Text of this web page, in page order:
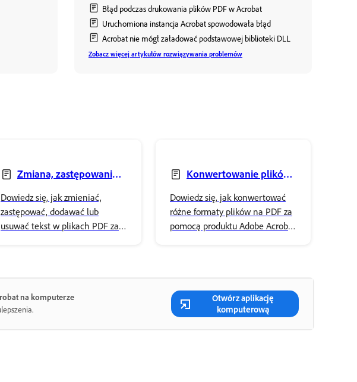
Błąd podczas drukowania plików PDF w Acrobat
Uruchomiona instancja Acrobat spowodowała błąd
Acrobat nie mógł załadować podstawowej biblioteki DLL
Zobacz więcej artykułów rozwiązywania problemów
Zmiana, zastępowanie
Dowiedz się, jak zmieniać,
zastępować, dodawać lub
usuwać tekst w plikach PDF za
Konwertowanie plików
Dowiedz się, jak konwertować
różne formaty plików na PDF za
pomocą produktu Adobe Acrobat
na komputerze
Otwórz aplikację
komputerową